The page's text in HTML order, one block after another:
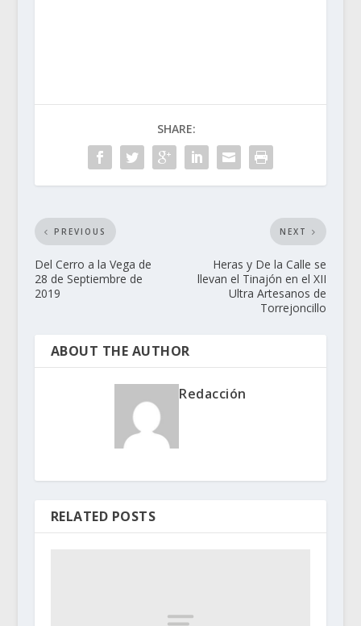
SHARE:
PREVIOUS
Del Cerro a la Vega de
28 de Septiembre de
2019
NEXT
Heras y De la Calle se
llevan el Tinajón en el XII
Ultra Artesanos de
Torrejoncillo
ABOUT THE AUTHOR
Redacción
RELATED POSTS